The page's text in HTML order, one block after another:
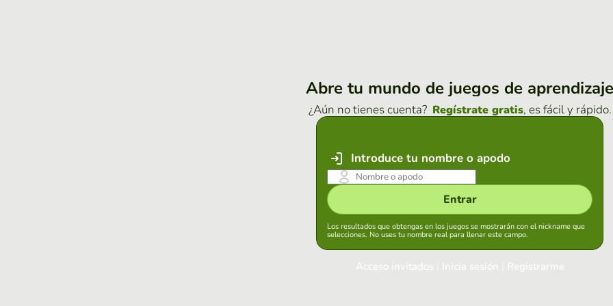
Abre tu mundo de juegos de aprendizaje
¿Aún no tienes cuenta? Regístrate gratis, es fácil y rápido.
Introduce tu nombre o apodo
Entrar
Los resultados que obtengas en los juegos se mostrarán con el nickname que
selecciones. No uses tu nombre real para llenar este campo.
Acceso invitados Inicia sesión Registrarme